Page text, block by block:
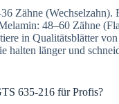
Zähne (Wechselzahn).
48–60 Zähne
in Qualitätsblätter
halten länger und
635-216 für Profis?